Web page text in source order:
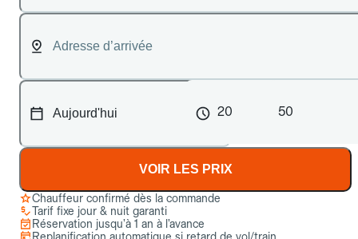
20 50
VOIR LES PRIX
Chauffeur confirmé dès la commande
Tarif fixe jour & nuit garanti
Réservation jusqu’à 1 an à l’avance